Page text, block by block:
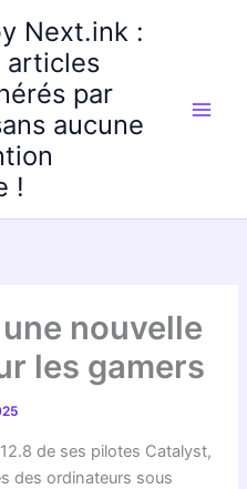
Next.ink :
articles
par
aucune
!
nouvelle
les gamers
de ses pilotes Catalyst,
des ordinateurs sous